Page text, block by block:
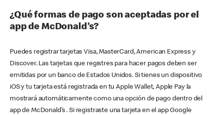
¿Qué formas de pago son aceptadas por el
app de McDonald’s?
Puedes registrar tarjetas Visa, MasterCard, American Express y
Discover. Las tarjetas que registres para hacer pagos deben ser
emitidas por un banco de Estados Unidos. Si tienes un dispositivo
iOS y tu tarjeta está registrada en tu Apple Wallet, Apple Pay la
mostrará automáticamente como una opción de pago dentro del
app de McDonald’s . Si registraste una tarjeta en el app Google